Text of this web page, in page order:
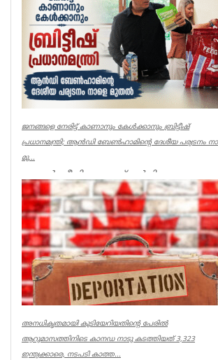
ജനങ്ങളെ നേരിട്ട് കാണാനും കേൾക്കാനും ബ്രിട്ടീഷ്
പ്രധാനമന്ത്രി; ആൻഡി ബേൺഹാമിന്റെ ദേശീയ പര്യടനം
മു...
ലണ്ടൻ: ജീവിതച്ചെലവ്
ബന്ധപ്പെട്ട ജനങ്ങളുടെ ആശങ്കകൾ
നേരിട്ടറിയാനും കേൾക്കാനും ബ്രിട...
UK NEWS
അനധികൃതമായി കുടിയേറിയതിന്റെ പേരിൽ
ആറുമാസത്തിനിടെ കാനഡ നാടു കടത്തിയത് 3,323
ഇന്ത്യക്കാരെ, നടപടി കാത്ത...